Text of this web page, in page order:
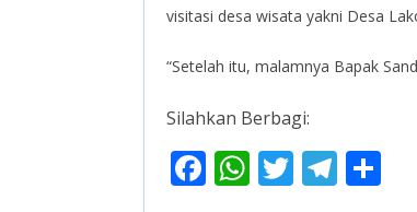
visitasi desa wisata yakni Desa
“Setelah itu, malamnya Bapak
Silahkan Berbagi:
F W T T